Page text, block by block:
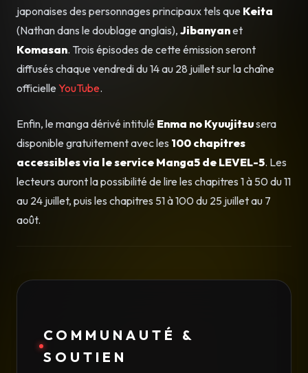
japonaises des personnages principaux tels que Keita
(Nathan dans le doublage anglais), Jibanyanet
Komasan. Trois épisodes de cette émission seront
diffusés chaque vendredi du 14 au 28 juillet sur la chaîne
officielle YouTube.
Enfin, le manga dérivé intitulé Enma no Kyuujitsusera
disponible gratuitement avec les 100 chapitres
accessibles via le service Manga5 de LEVEL-5. Les
lecteurs auront la possibilité de lire les chapitres 1 à 50 du 11
au 24 juillet, puis les chapitres 51 à 100 du 25 juillet au 7
août.
COMMUNAUTÉ &
SOUTIEN